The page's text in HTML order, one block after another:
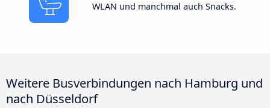
WLAN und manchmal auch Snacks.
Weitere Busverbindungen nach Hamburg und
nach Düsseldorf